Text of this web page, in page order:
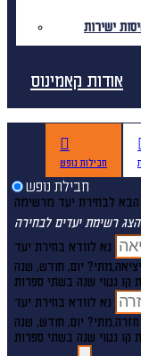
אודות קאמינוס
חבילות נופש
חבילת נופש
הבא לבחירת יעד מרשימה
הצג רשימת יעדים לבחירה
נא לוודא בחירת יעד
קו נטוי שנה בשתי ספרות
נא לוודא בחירת יעד
קו נטוי שנה בשתי ספרות